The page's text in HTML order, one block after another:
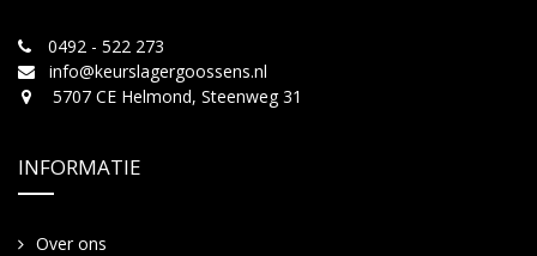
0492 - 522 273
info@keurslagergoossens.nl
5707 CE Helmond, Steenweg 31
INFORMATIE
Over ons